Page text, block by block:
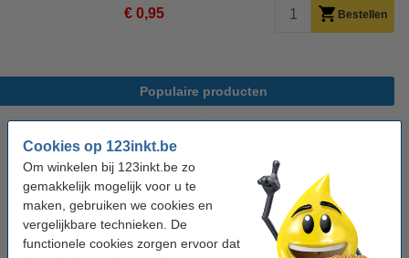
Cookies op 123inkt.be
Om winkelen bij 123inkt.be zo
gemakkelijk mogelijk voor u te
maken, gebruiken we cookies en
vergelijkbare technieken. De
functionele cookies zorgen ervoor dat
€ 0,95 Bestellen
Populaire producten